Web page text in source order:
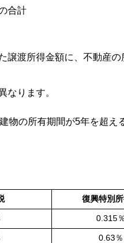
合計
譲渡所得金額に、不動産
なります。
物の所有期間が5年を超え
復興特別
0.315％
0.63％